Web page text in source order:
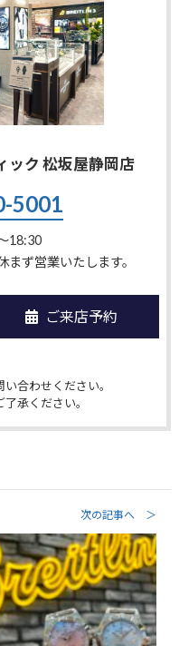
ック 松坂屋静岡店
5001
18:30
ず営業いたします。
ご来店予約
合わせください。
承ください。
次の記事へ ＞